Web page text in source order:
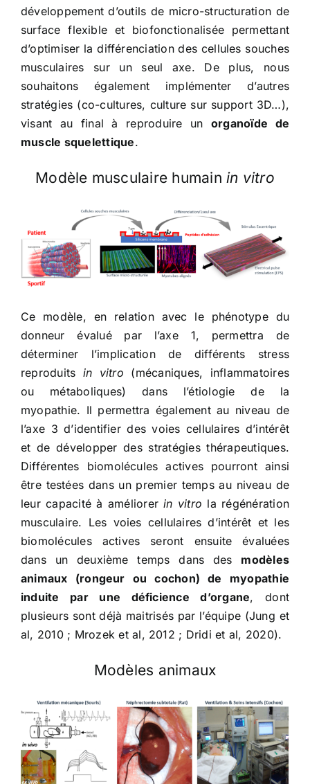
développement d’outils de micro-structuration de
surface flexible et biofonctionalisée permettant
d’optimiser la différenciation des cellules souches
musculaires sur un seul axe. De plus, nous
souhaitons également implémenter d’autres
stratégies (co-cultures, culture sur support 3D…),
visant au final à reproduire un organoïde de
muscle squelettique.
Modèle musculaire humain in vitro
Ce modèle, en relation avec le phénotype du
donneur évalué par l’axe 1, permettra de
déterminer l’implication de différents stress
reproduits in vitro (mécaniques, inflammatoires
ou métaboliques) dans l’étiologie de la
myopathie. Il permettra également au niveau de
l’axe 3 d’identifier des voies cellulaires d’intérêt
et de développer des stratégies thérapeutiques.
Différentes biomolécules actives pourront ainsi
être testées dans un premier temps au niveau de
leur capacité à améliorerin vitro la régénération
musculaire. Les voies cellulaires d’intérêt et les
biomolécules actives seront ensuite évaluées
dans un deuxième temps dans des modèles
animaux (rongeur ou cochon) de myopathie
induite par une déficience d’organe, dont
plusieurs sont déjà maitrisés par l’équipe (Jung et
al, 2010 ; Mrozek et al, 2012 ; Dridi et al, 2020).
Modèles animaux